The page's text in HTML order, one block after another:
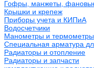
Гофры, манжеты,
Крышки и крепеж
Приборы учета и КИПиА
Водосчетчики
Манометры и термометры
Специальная арматура
Радиаторы и отопление
Радиаторы и запчасти